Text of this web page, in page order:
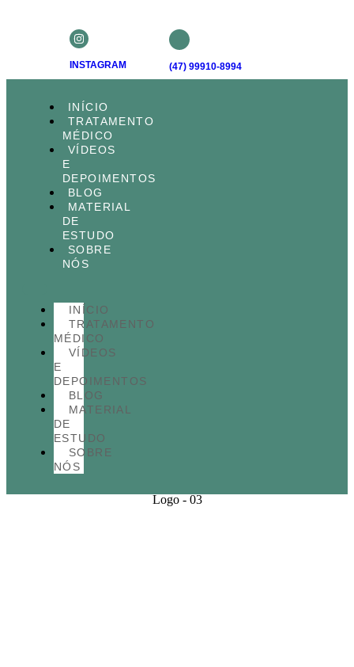
INSTAGRAM (47) 99910-8994
INÍCIO
TRATAMENTO
MÉDICO
VÍDEOS
E
DEPOIMENTOS
BLOG
MATERIAL
DE
ESTUDO
SOBRE
NÓS
INÍCIO
TRATAMENTO
MÉDICO
VÍDEOS
E
DEPOIMENTOS
BLOG
MATERIAL
DE
ESTUDO
SOBRE
NÓS